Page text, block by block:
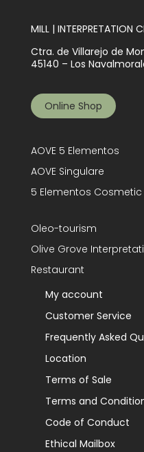
MILL | INTERPRETATION
Ctra. de Villarejo de
45140 – Los
Online Shop
AOVE 5 Elementos
AOVE Singulare
5 Elementos Cosmetic
Oleo-tourism
Olive Grove
Restaurant
My account
Customer Service
Frequently Asked
Location
Terms of Sale
Terms and
Code of Conduct
Ethical Mailbox